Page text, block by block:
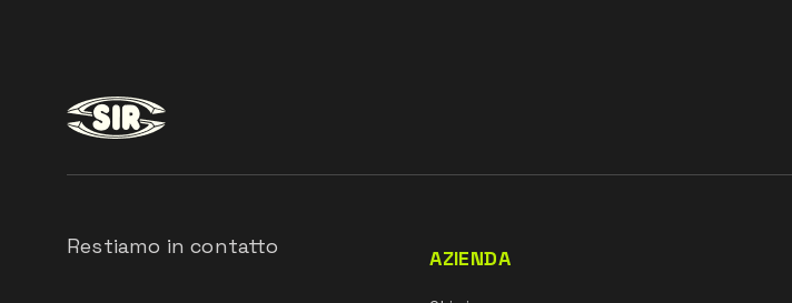
Restiamo in contatto AZIENDA